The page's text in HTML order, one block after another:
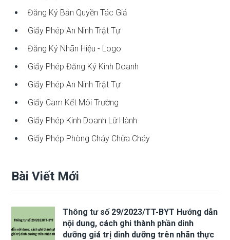
Đăng Ký Bản Quyền Tác Giả
Giấy Phép An Ninh Trật Tự
Đăng Ký Nhãn Hiệu - Logo
Giấy Phép Đăng Ký Kinh Doanh
Giấy Phép An Ninh Trật Tự
Giấy Cam Kết Môi Trường
Giấy Phép Kinh Doanh Lữ Hành
Giấy Phép Phòng Cháy Chữa Cháy
Bài Viết Mới
Thông tư số 29/2023/TT-BYT Hướng dẫn
nội dung, cách ghi thành phần dinh
dưỡng giá trị dinh dưỡng trên nhãn thực